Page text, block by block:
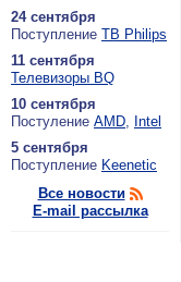
24 сентября
По­ступ­ле­ние ТВ Philips
11 сентября
Теле­ви­зо­ры BQ
10 сентября
По­сту­ле­ние AMD, Intel
5 сентября
По­ступ­ле­ние Keenetic
Все новости
E-mail рассылка